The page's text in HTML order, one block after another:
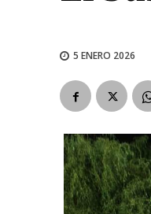
5 ENERO 2026